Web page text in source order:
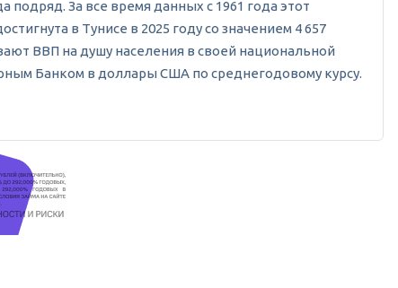
За все время данных с 1961 года этот
в Тунисе в 2025 году со значением 4 657
ВВП на душу населения в своей национальной
Банком в доллары США по среднегодовому курсу.